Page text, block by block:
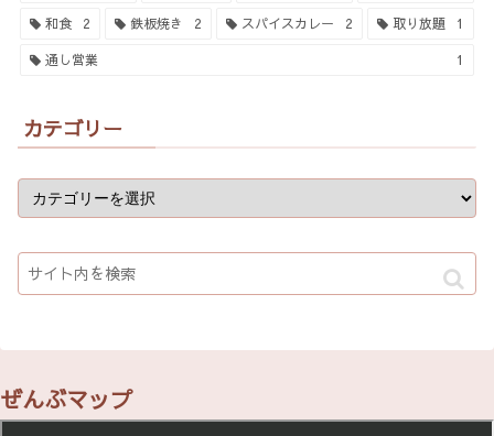
和食 2 鉄板焼き 2 スパイスカレー 2 取り放題 1
通し営業 1
カテゴリー
ぜんぶマップ